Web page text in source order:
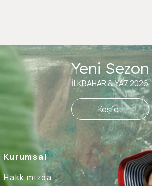
Kurumsal
Hakkımızda
Yeni Sezon
İLKBAHAR & YAZ 2026
Keşfet